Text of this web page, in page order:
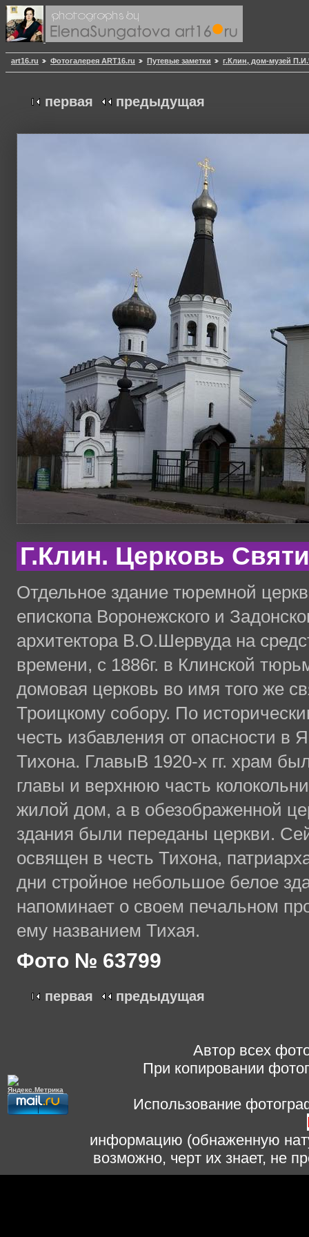
art16.ru Фотогалерея ART16.ru Путевые заметки г.Клин, дом-музей
первая предыдущая
Г.Клин. Церковь
Отдельное здание тюремной
епископа Воронежского и
архитектора В.О.Шервуда на
времени, с 1886г. в Клинской
домовая церковь во имя того же
Троицкому собору. По
честь избавления от опасности
Тихона. ГлавыВ 1920-х гг. храм
главы и верхнюю часть
жилой дом, а в обезображенной
здания были переданы церкви.
освящен в честь Тихона,
дни стройное небольшое белое
напоминает о своем печальном
ему названием Тихая.
Фото № 63799
первая предыдущая
Автор всех
При копировании
Использование
информацию (обнаженную
возможно, черт их знает, не